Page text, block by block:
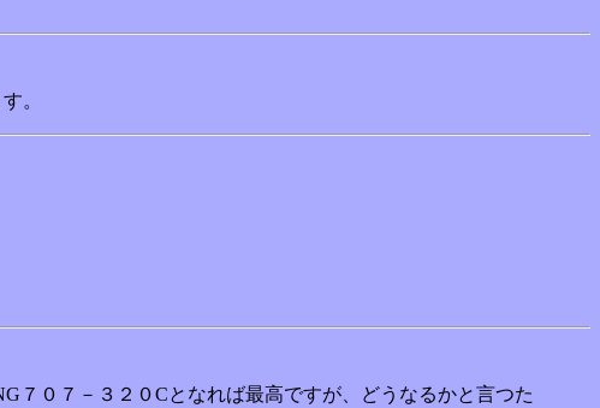
。
７０７－３２０Cとなれば最高ですが、どうなるかと言つた